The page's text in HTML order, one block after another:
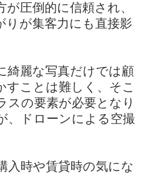
が圧倒的に信頼され、
りが集客力にも直接影
綺麗な写真だけでは顧
すことは難しく、そこ
スの要素が必要となり
、ドローンによる空撮
入時や賃貸時の気にな